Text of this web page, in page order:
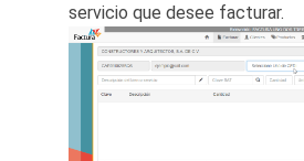
servicio que desee facturar.